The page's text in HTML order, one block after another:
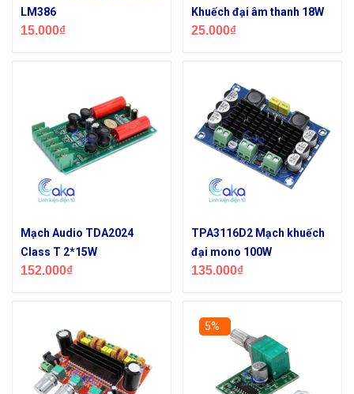
LM386
15.000₫
Khuếch đại âm thanh 18W
25.000₫
Mạch Audio TDA2024
Class T 2*15W
152.000₫
TPA3116D2 Mạch khuếch
đại mono 100W
135.000₫
5%